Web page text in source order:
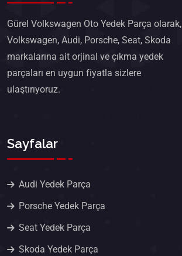
Gürel Volkswagen Oto Yedek Parça olarak,
Volkswagen, Audi, Porsche, Seat, Skoda
markalarına ait orjinal ve çıkma yedek
parçaları en uygun fiyatla sizlere
ulaştırıyoruz.
Sayfalar
Audi Yedek Parça
Porsche Yedek Parça
Seat Yedek Parça
Skoda Yedek Parça